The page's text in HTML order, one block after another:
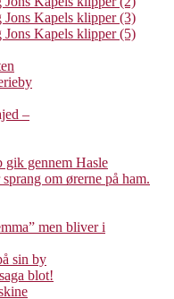
Kapels klipper (3)
Kapels klipper (5)
–
gik gennem Hasle
om ørerne på ham.
men bliver i
sin by
blot!